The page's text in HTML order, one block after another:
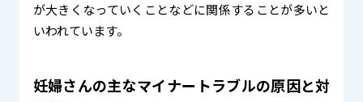
が大きくなっていくことなどに関係することが多いと
いわれています。
妊婦さんの主なマイナートラブルの原因と対